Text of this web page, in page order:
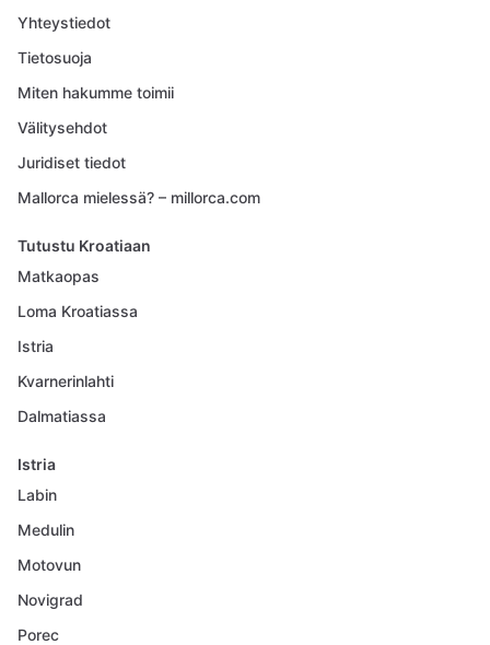
Yhteystiedot
Tietosuoja
Miten hakumme toimii
Välitysehdot
Juridiset tiedot
Mallorca mielessä? – millorca.com
Tutustu Kroatiaan
Matkaopas
Loma Kroatiassa
Istria
Kvarnerinlahti
Dalmatiassa
Istria
Labin
Medulin
Motovun
Novigrad
Porec